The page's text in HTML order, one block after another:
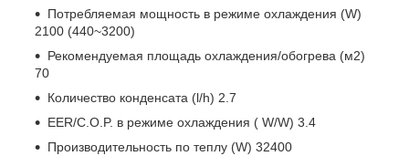
Потребляемая мощность в режиме охлаждения (W)
2100 (440~3200)
Рекомендуемая площадь охлаждения/обогрева (м2)
70
Количество конденсата (l/h) 2.7
EER/C.O.P. в режиме охлаждения ( W/W) 3.4
Производительность по теплу (W) 32400